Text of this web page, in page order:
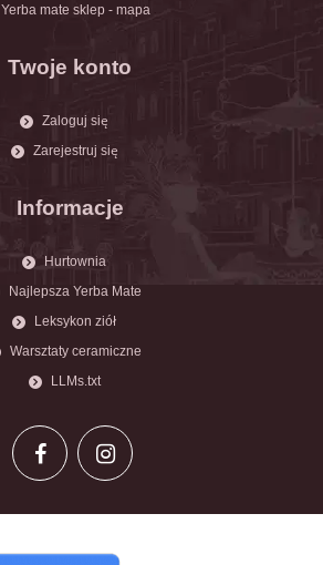
Yerba mate sklep - mapa
Twoje konto
Zaloguj się
Zarejestruj się
Informacje
Hurtownia
Najlepsza Yerba Mate
Leksykon ziół
Warsztaty ceramiczne
LLMs.txt